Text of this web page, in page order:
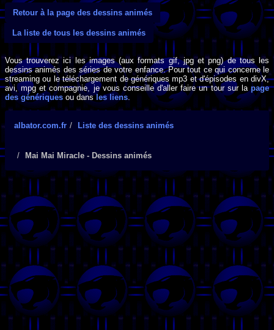
Retour à la page des dessins animés
La liste de tous les dessins animés
Vous trouverez ici les images (aux formats gif, jpg et png) de tous les
dessins animés des séries de votre enfance. Pour tout ce qui concerne le
streaming ou le téléchargement de génériques mp3 et d'épisodes en divX,
avi, mpg et compagnie, je vous conseille d'aller faire un tour sur lapage
des génériques ou dansles liens.
albator.com.fr Liste des dessins animés
Mai Mai Miracle - Dessins animés